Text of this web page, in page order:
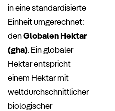
in eine standardisierte
Einheit umgerechnet:
denGlobalen Hektar
(gha). Ein globaler
Hektar entspricht
einem Hektar mit
weltdurchschnittlicher
biologischer